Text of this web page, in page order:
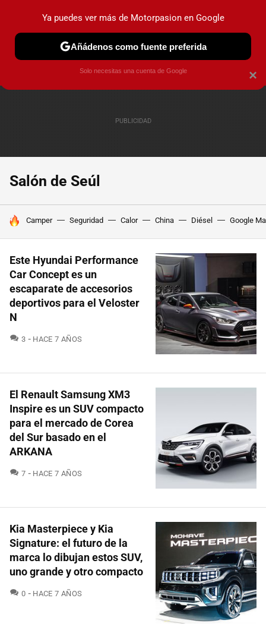
PRUEBAS COCHES ELÉCTRICOS OBSERVATORIO
Salón de Seúl
HOY SE HABLA DE
Camper Seguridad Calor China Diésel Google
Este Hyundai Performance
Car Concept es un
escaparate de accesorios
deportivos para el Veloster
N
3 COMENTARIOS
HACE 7 AÑOS
El Renault Samsung XM3
Inspire es un SUV compacto
para el mercado de Corea
del Sur basado en el
ARKANA
7 COMENTARIOS
HACE 7 AÑOS
Kia Masterpiece y Kia
Signature: el futuro de la
marca lo dibujan estos SUV,
uno grande y otro compacto
0 COMENTARIOS
HACE 7 AÑOS
×
Ya puedes ver más de Motorpasion en Google
Añádenos como fuente preferida
Solo necesitas una cuenta de Google